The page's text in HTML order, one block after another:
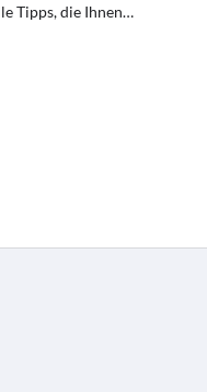
Tipps, die Ihnen…